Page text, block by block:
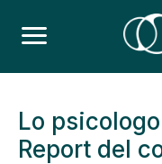
Lo
Report del